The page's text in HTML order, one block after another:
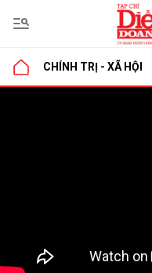
CHÍNH TRỊ - XÃ HỘI